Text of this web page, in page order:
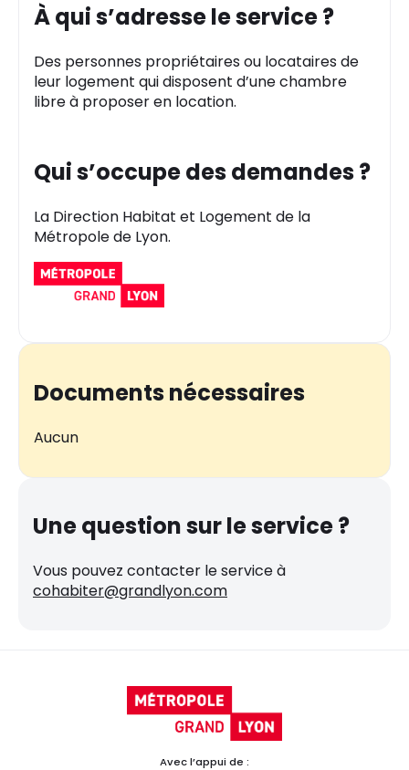
À qui s’adresse le service ?
Des personnes propriétaires ou locataires de
leur logement qui disposent d’une chambre
libre à proposer en location.
Qui s’occupe des demandes ?
La Direction Habitat et Logement de la
Métropole de Lyon.
Documents nécessaires
Aucun
Une question sur le service ?
Vous pouvez contacter le service à
cohabiter@grandlyon.com
Avec l’appui de :